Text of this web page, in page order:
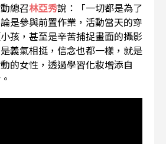
總召林亞秀說：「一切都是為了
是參與前置作業，活動當天的穿
孩，甚至是辛苦捕捉畫面的攝影
義氣相挺，信念也都一樣，就是
的女性，透過學習化妝增添自